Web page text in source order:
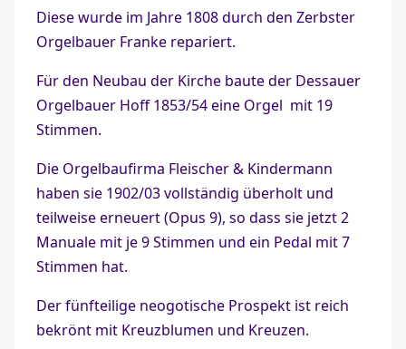
Diese wurde im Jahre 1808 durch den Zerbster
Orgelbauer Franke repariert.
Für den Neubau der Kirche baute der Dessauer
Orgelbauer Hoff 1853/54 eine Orgel mit 19
Stimmen.
Die Orgelbaufirma Fleischer & Kindermann
haben sie 1902/03 vollständig überholt und
teilweise erneuert (Opus 9), so dass sie jetzt 2
Manuale mit je 9 Stimmen und ein Pedal mit 7
Stimmen hat.
Der fünfteilige neogotische Prospekt ist reich
bekrönt mit Kreuzblumen und Kreuzen.